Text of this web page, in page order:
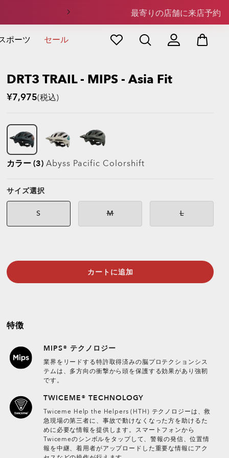
最寄りの店舗に来店予約
ポーツ セール
DRT3 TRAIL - MIPS - Asia Fit
¥7,975(税込)
カラー (3) Abyss Pacific Colorshift
サイズ選択
S M L
カートに追加
特徴
MIPS® テクノロジー
業界をリードする特許取得済みの脳プロテクションシス
テムは、多方向の衝撃から頭を保護する効果があり強靭
です。
TWICEME® TECHNOLOGY
Twiceme Help the Helpers (HTH) テクノロジーは、救
急現場の第三者に、事故で動けなくなった方を助けるた
めに必要な情報を提供します。スマートフォンから
Twicemeのシンボルをタップして、警報の発信、位置情
報を中継、着用者がアップロードした重要な情報にアク